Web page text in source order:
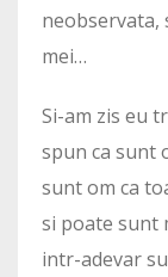
neobservata,
mei…
Si-am zis eu
spun ca sunt
sunt om ca
si poate sunt
intr-adevar